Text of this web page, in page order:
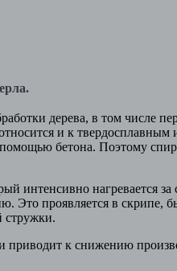
дерева, в том числе
и к твердосплавным
бетона. Поэтому
интенсивно нагревается за
Это проявляется в скрипе,
стружки.
к снижению